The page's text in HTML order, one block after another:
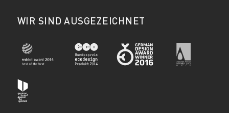
WIR SIND AUSGEZEICHNET